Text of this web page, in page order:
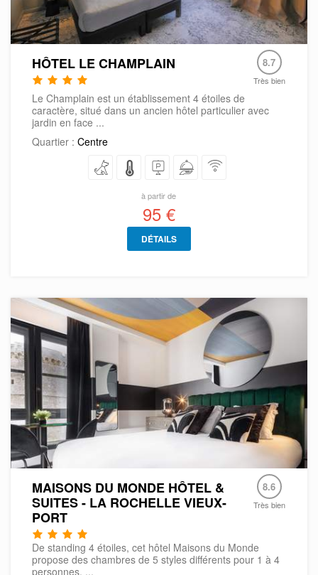
HÔTEL LE CHAMPLAIN 8.7
Très bien
Le Champlain est un établissement 4 étoiles de
caractère, situé dans un ancien hôtel particulier avec
jardin en face ...
Quartier : Centre
à partir de
95 €
DÉTAILS
MAISONS DU MONDE HÔTEL &
SUITES - LA ROCHELLE VIEUX-
PORT
8.6
Très bien
De standing 4 étoiles, cet hôtel Maisons du Monde
propose des chambres de 5 styles différents pour 1 à 4
personnes. ...